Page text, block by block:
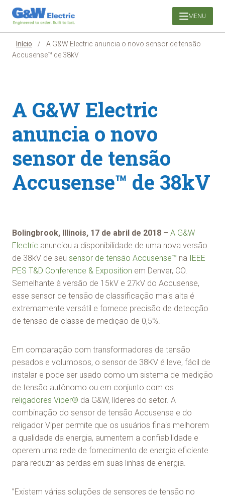
Pular
para
o
conteúdo
MENU
Início /
A G&W Electric anuncia o novo sensor de tensão
Accusense™ de 38kV
A G&W Electric
anuncia o novo
sensor de tensão
Accusense™ de 38kV
Bolingbrook, Illinois, 17 de abril de 2018 – A G&W
Electric anunciou a disponibilidade de uma nova versão
de 38kV de seu sensor de tensão Accusense™ na IEEE
PES T&D Conference & Exposition em Denver, CO.
Semelhante à versão de 15kV e 27kV do Accusense,
esse sensor de tensão de classificação mais alta é
extremamente versátil e fornece precisão de detecção
de tensão de classe de medição de 0,5%.
Em comparação com transformadores de tensão
pesados e volumosos, o sensor de 38KV é leve, fácil de
instalar e pode ser usado como um sistema de medição
de tensão autônomo ou em conjunto com os
religadores Viper® da G&W, líderes do setor. A
combinação do sensor de tensão Accusense e do
religador Viper permite que os usuários finais melhorem
a qualidade da energia, aumentem a confiabilidade e
operem uma rede de fornecimento de energia eficiente
para reduzir as perdas em suas linhas de energia.
”Existem várias soluções de sensores de tensão no